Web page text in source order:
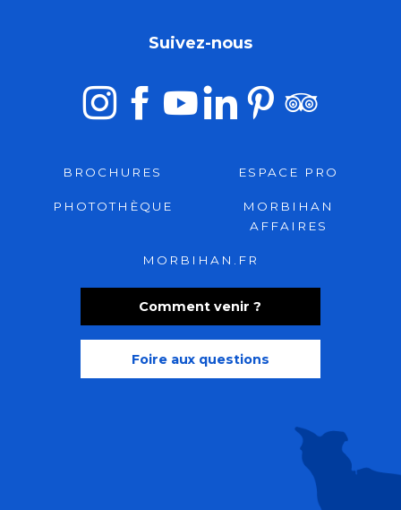
Comment venir ?
Foire aux questions
Suivez-nous
BROCHURES ESPACE PRO
PHOTOTHÈQUE
MORBIHAN
AFFAIRES
MORBIHAN.FR